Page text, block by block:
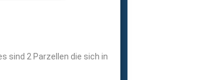
sind 2 Parzellen die sich in